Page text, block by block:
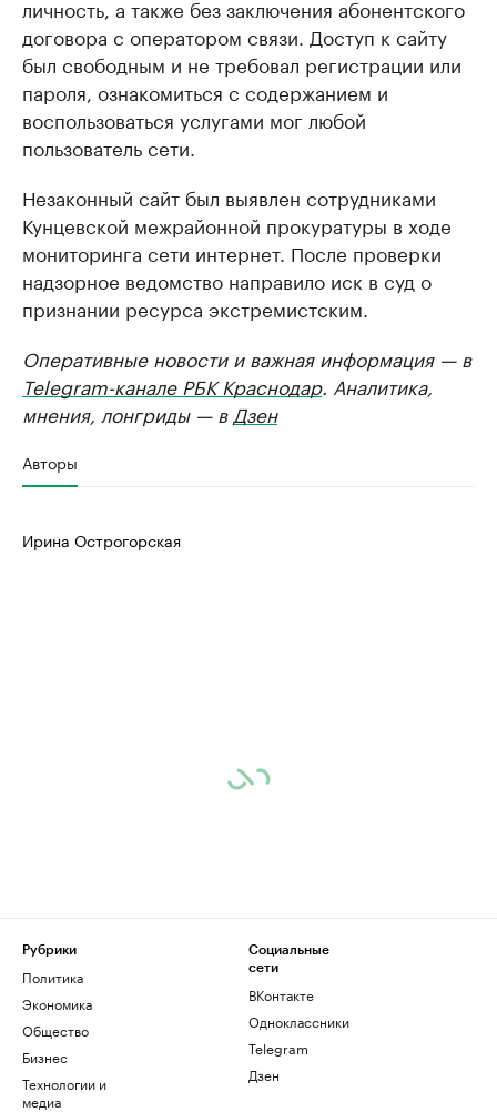
личность, а также без заключения абонентского
договора с оператором связи. Доступ к сайту
был свободным и не требовал регистрации или
пароля, ознакомиться с содержанием и
воспользоваться услугами мог любой
пользователь сети.
Незаконный сайт был выявлен сотрудниками
Кунцевской межрайонной прокуратуры в ходе
мониторинга сети интернет. После проверки
надзорное ведомство направило иск в суд о
признании ресурса экстремистским.
Оперативные новости и важная информация — в
Telegram-канале РБК Краснодар. Аналитика,
мнения, лонгриды — в Дзен
Авторы
Ирина Острогорская
Рубрики
Политика
Экономика
Общество
Бизнес
Технологии и
медиа
Социальные
сети
ВКонтакте
Одноклассники
Telegram
Дзен